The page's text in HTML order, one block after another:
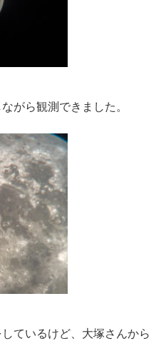
がら観測できました。
ているけど、大塚さんから